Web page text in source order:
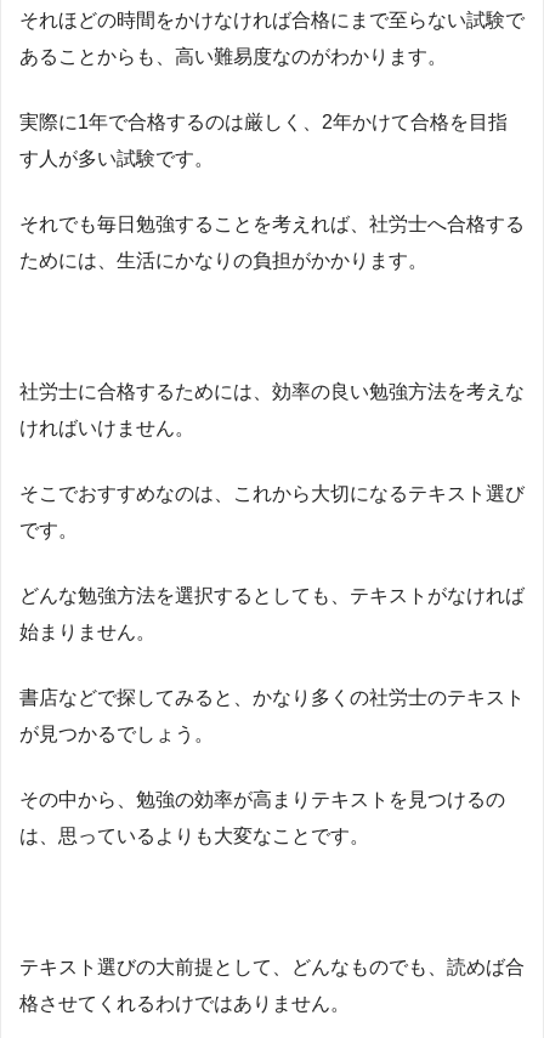
それほどの時間をかけなければ合格にまで至らない試験で
あることからも、高い難易度なのがわかります。
実際に1年で合格するのは厳しく、2年かけて合格を目指
す人が多い試験です。
それでも毎日勉強することを考えれば、社労士へ合格する
ためには、生活にかなりの負担がかかります。
社労士に合格するためには、効率の良い勉強方法を考えな
ければいけません。
そこでおすすめなのは、これから大切になるテキスト選び
です。
どんな勉強方法を選択するとしても、テキストがなければ
始まりません。
書店などで探してみると、かなり多くの社労士のテキスト
が見つかるでしょう。
その中から、勉強の効率が高まりテキストを見つけるの
は、思っているよりも大変なことです。
テキスト選びの大前提として、どんなものでも、読めば合
格させてくれるわけではありません。